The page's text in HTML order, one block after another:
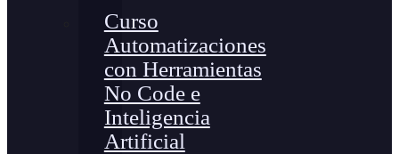
Curso
Automatizaciones
con Herramientas
No Code e
Inteligencia
Artificial